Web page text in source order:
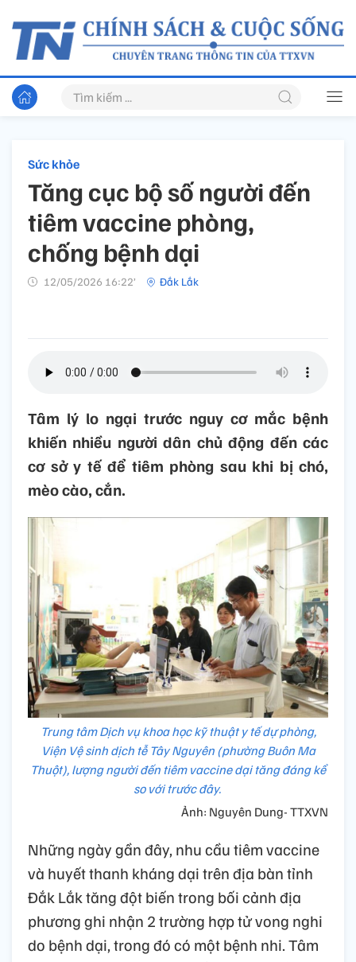
Sức khỏe
Tăng cục bộ số người đến
tiêm vaccine phòng,
chống bệnh dại
12/05/2026 16:22’ Đắk Lắk
Tâm lý lo ngại trước nguy cơ mắc bệnh
khiến nhiều người dân chủ động đến các
cơ sở y tế để tiêm phòng sau khi bị chó,
mèo cào, cắn.
Trung tâm Dịch vụ khoa học kỹ thuật y tế dự phòng,
Viện Vệ sinh dịch tễ Tây Nguyên (phường Buôn Ma
Thuột), lượng người đến tiêm vaccine dại tăng đáng kể
so với trước đây.
Ảnh: Nguyên Dung- TTXVN
Những ngày gần đây, nhu cầu tiêm vaccine
và huyết thanh kháng dại trên địa bàn tỉnh
Đắk Lắk tăng đột biến trong bối cảnh địa
phương ghi nhận 2 trường hợp tử vong nghi
do bệnh dại, trong đó có một bệnh nhi. Tâm